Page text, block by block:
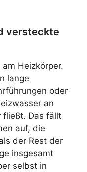
versteckte
Heizkörper.
lange
oder
an
fließt. Das fällt
auf, die
der Rest der
insgesamt
selbst in